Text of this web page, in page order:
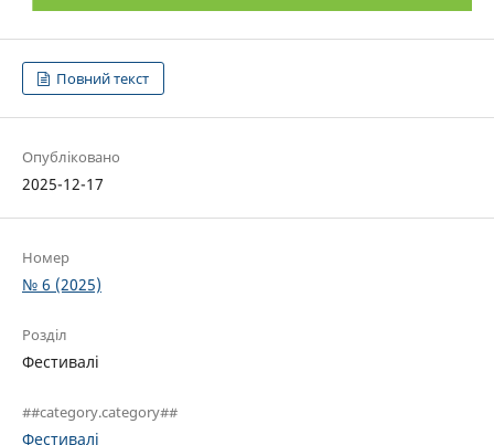
Повний текст
Опубліковано
2025-12-17
Номер
№ 6 (2025)
Розділ
Фестивалі
##category.category##
Фестивалі